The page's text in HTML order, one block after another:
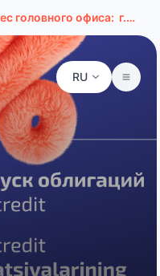
головного офиса: г.Ташкент, ул. Буюк Ипак Йули, д. 127а
RU